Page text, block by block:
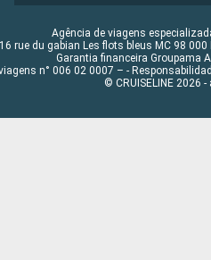
Agência de viagens
16 rue du gabian Les flots bleus MC 98
Garantia financeira Groupama
n° 006 02 0007 – -
© CRUISELINE 2026